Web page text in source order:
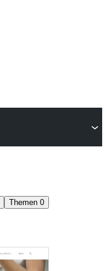
Themen 0